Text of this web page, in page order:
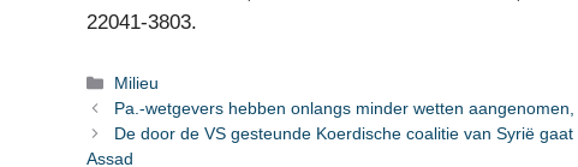
22041-3803.
Categorieën
Milieu
Pa.-wetgevers hebben onlangs minder wetten
De door de VS gesteunde Koerdische coalitie van Syrië
Assad